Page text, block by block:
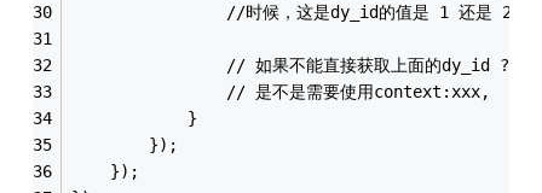
//时候，这是dy_id的值是 1 还是 2
// 如果不能直接获取上面的dy_id ?
// 是不是需要使用context:xxx,
            }
        });
    });